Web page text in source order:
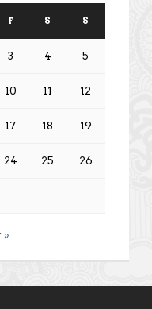
F S S
3 4 5
10 11 12
17 18 19
24 25 26
»